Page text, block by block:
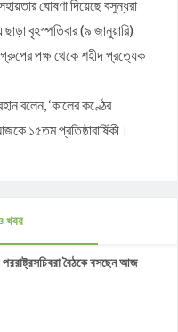
ঘোষণা দিয়েছে বসুন্ধরা
বৃহস্পতিবার (৯ জানুয়ারি)
গ্রুপের পক্ষ থেকে শহীদ প্রত্যেক
বলেন, ‘কালের কণ্ঠের
১৫তম প্রতিষ্ঠাবার্ষিকী।
খবর
বৈঠকে বসছেন আজ